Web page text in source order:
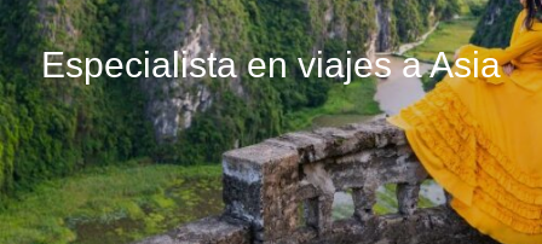
Especialista en viajes a Asia